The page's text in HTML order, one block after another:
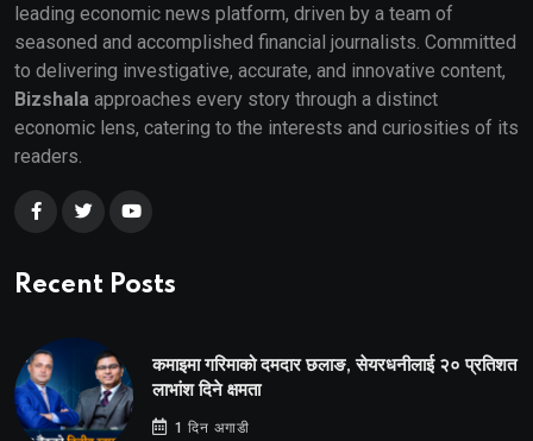
leading economic news platform, driven by a team of
seasoned and accomplished financial journalists. Committed
to delivering investigative, accurate, and innovative content,
Bizshala approaches every story through a distinct
economic lens, catering to the interests and curiosities of its
readers.
Recent Posts
कमाइमा गरिमाको दमदार छलाङ, सेयरधनीलाई २० प्रतिशत
लाभांश दिने क्षमता
1 दिन अगाडी